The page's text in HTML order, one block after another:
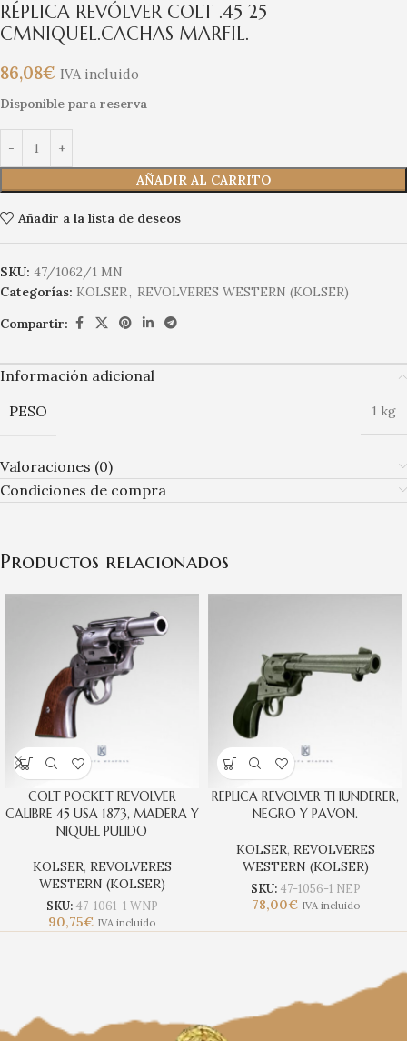
RÉPLICA REVÓLVER COLT .45 25
CMNIQUEL.CACHAS MARFIL.
86,08€ IVA incluido
Disponible para reserva
AÑADIR AL CARRITO
Añadir a la lista de deseos
SKU: 47/1062/1 MN
Categorías: KOLSER, REVOLVERES WESTERN (KOLSER)
Compartir:
Información adicional
PESO
1 kg
Valoraciones (0)
Condiciones de compra
Productos relacionados
COLT POCKET REVOLVER
CALIBRE 45 USA 1873, MADERA Y
NIQUEL PULIDO
KOLSER, REVOLVERES
WESTERN (KOLSER)
SKU: 47-1061-1 WNP
90,75€ IVA incluido
REPLICA REVOLVER THUNDERER,
NEGRO Y PAVON.
KOLSER, REVOLVERES
WESTERN (KOLSER)
SKU: 47-1056-1 NEP
78,00€ IVA incluido